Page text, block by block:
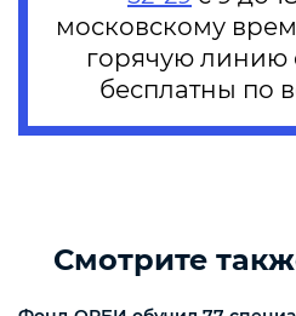
московскому
горячую
бесплатны по
Смотрите